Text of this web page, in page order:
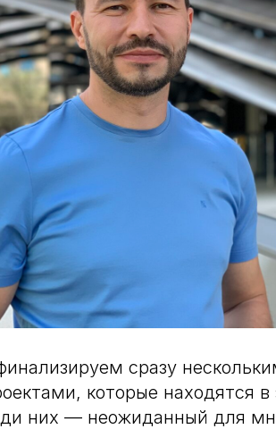
сразу
которые находятся
них — неожиданный для